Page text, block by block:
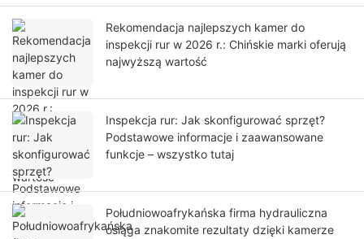
Rekomendacja najlepszych kamer do
inspekcji rur w 2026 r.: Chińskie marki oferują
najwyższą wartość
Inspekcja rur: Jak skonfigurować sprzęt?
Podstawowe informacje i zaawansowane
funkcje – wszystko tutaj
Południowoafrykańska firma hydrauliczna
osiąga znakomite rezultaty dzięki kamerze